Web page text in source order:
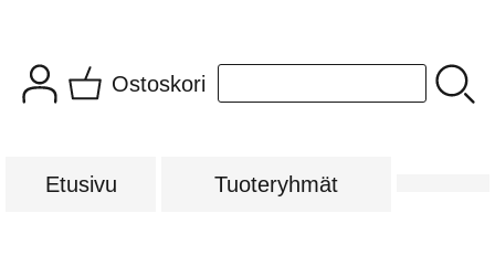
Ostoskori
Etusivu Tuoteryhmät